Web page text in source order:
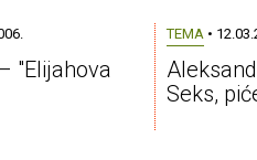
"Elijahova
TEMA•
Seks,